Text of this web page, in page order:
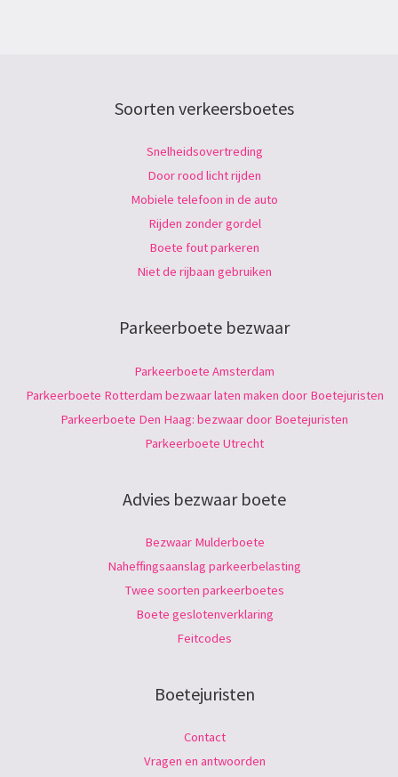
Soorten verkeersboetes
Snelheidsovertreding
Door rood licht rijden
Mobiele telefoon in de auto
Rijden zonder gordel
Boete fout parkeren
Niet de rijbaan gebruiken
Parkeerboete bezwaar
Parkeerboete Amsterdam
Parkeerboete Rotterdam bezwaar laten maken door Boetejuristen
Parkeerboete Den Haag: bezwaar door Boetejuristen
Parkeerboete Utrecht
Advies bezwaar boete
Bezwaar Mulderboete
Naheffingsaanslag parkeerbelasting
Twee soorten parkeerboetes
Boete geslotenverklaring
Feitcodes
Boetejuristen
Contact
Vragen en antwoorden